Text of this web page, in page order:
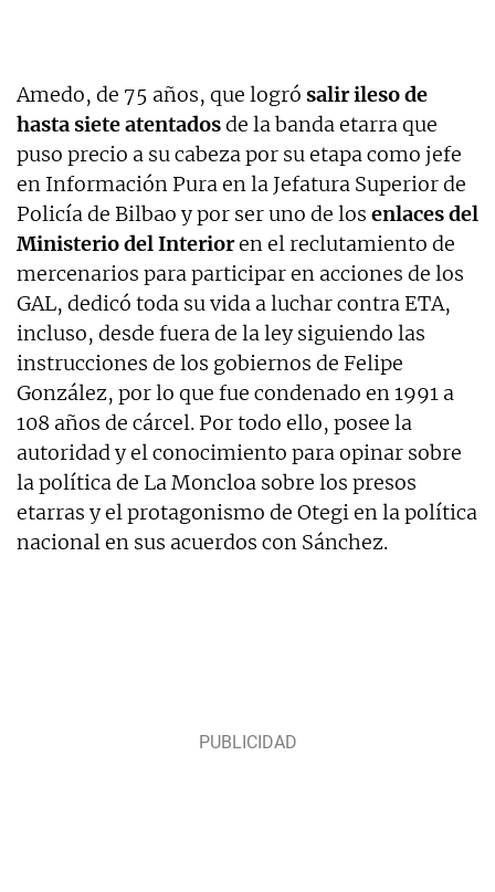
Amedo, de 75 años, que logró salir ileso de
hasta siete atentadosde la banda etarra que
puso precio a su cabeza por su etapa como jefe
en Información Pura en la Jefatura Superior de
Policía de Bilbao y por ser uno de los enlaces del
Ministerio del Interioren el reclutamiento de
mercenarios para participar en acciones de los
GAL, dedicó toda su vida a luchar contra ETA,
incluso, desde fuera de la ley siguiendo las
instrucciones de los gobiernos de Felipe
González, por lo que fue condenado en 1991 a
108 años de cárcel. Por todo ello, posee la
autoridad y el conocimiento para opinar sobre
la política de La Moncloa sobre los presos
etarras y el protagonismo de Otegi en la política
nacional en sus acuerdos con Sánchez.